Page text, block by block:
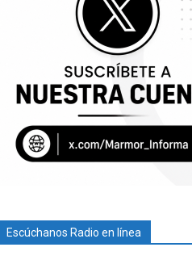
Escúchanos Radio en línea